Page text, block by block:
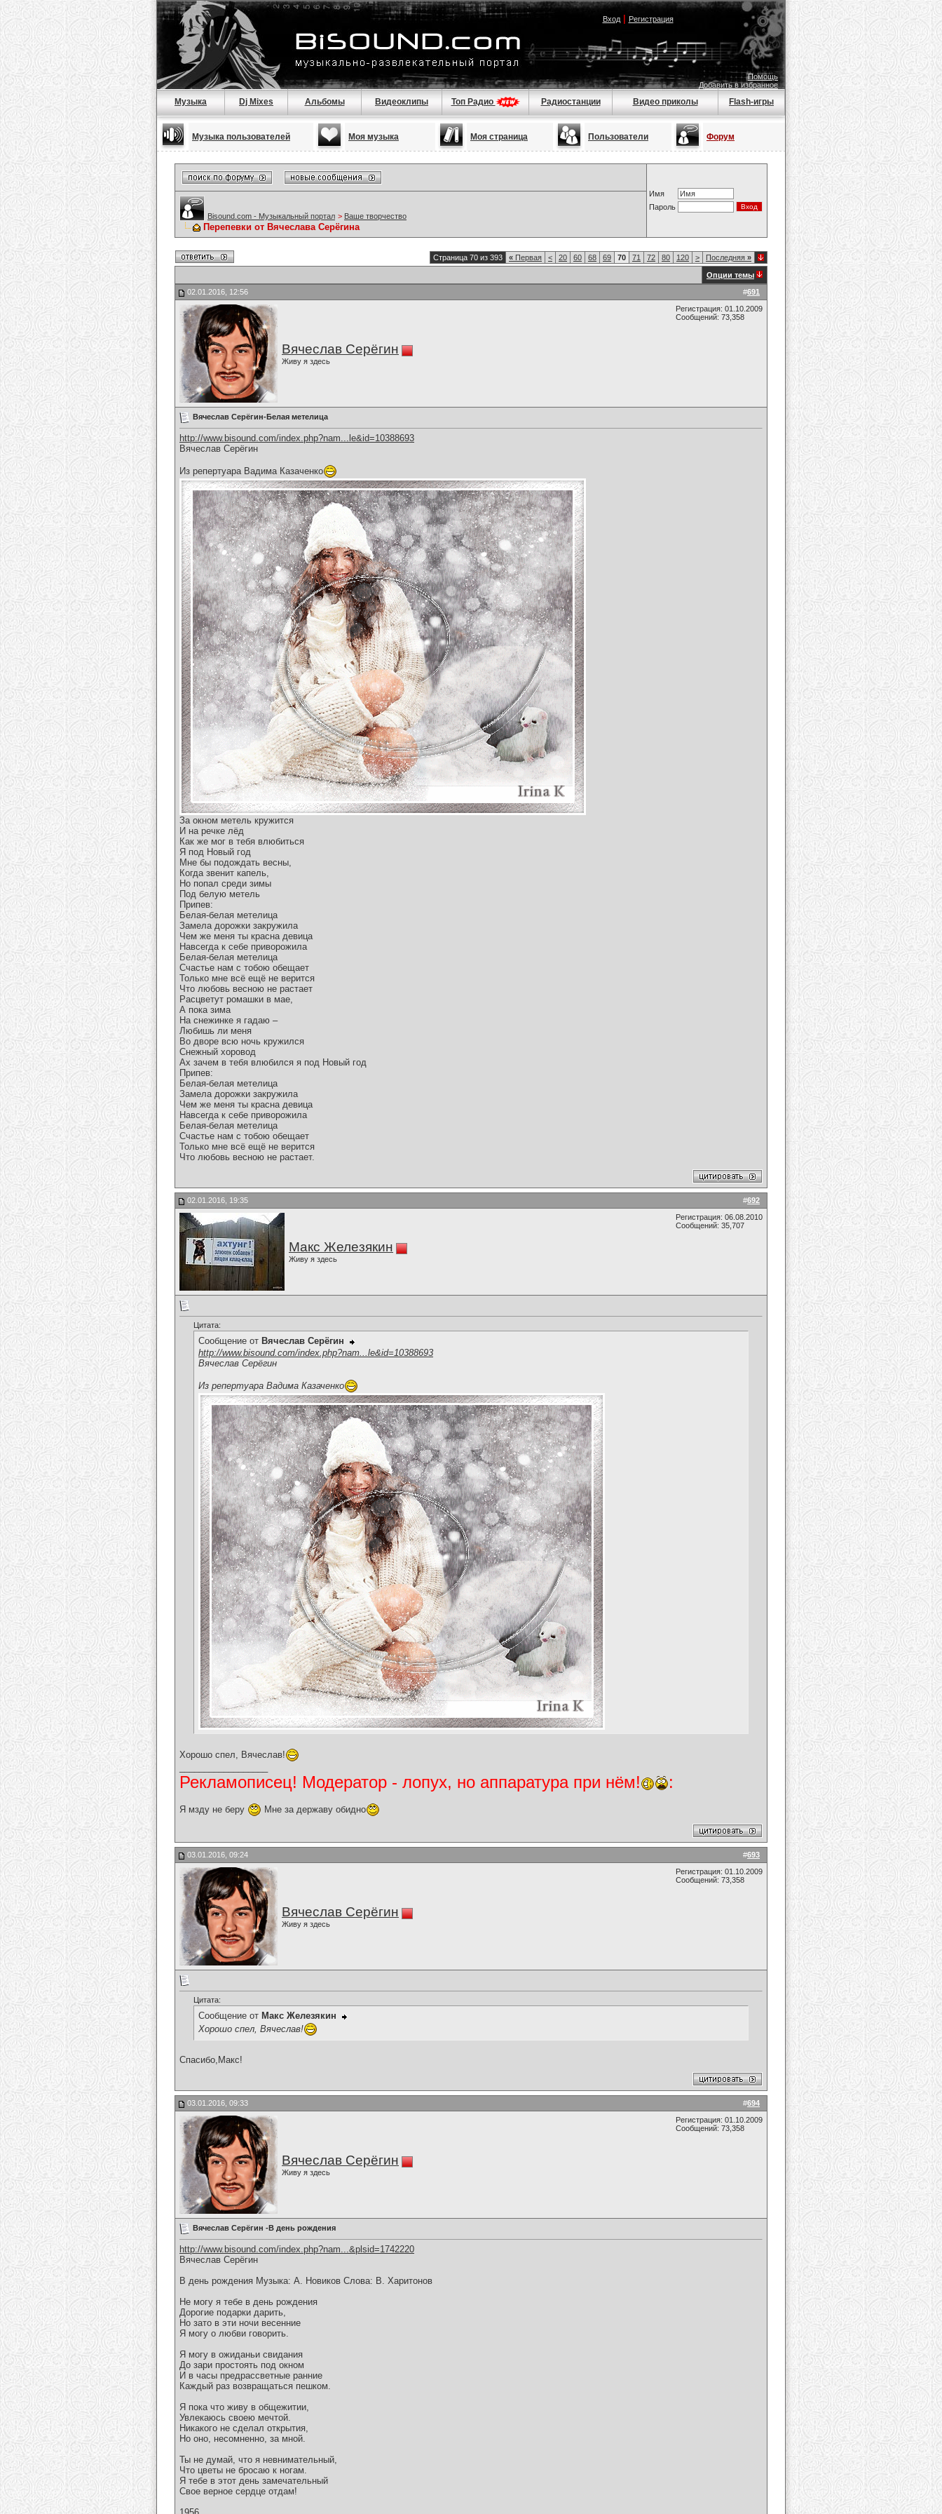
Вход| Регистрация
Помощь
Добавить в избранное
Музыка Dj Mixes Альбомы Видеоклипы Топ Радио Радиостанции Видео приколы Flash-игры
Музыка пользователей Моя музыка Моя страница Пользователи Форум
Имя
Пароль
Bisound.com - Музыкальный портал > Ваше творчество
Перепевки от Вячеслава Серёгина
Страница 70 из 393 « Первая < 20 60 68 69 70 71 72 80 120 > Последняя »
Опции темы
#691
02.01.2016, 12:56
Вячеслав Серёгин
Живу я здесь
Регистрация: 01.10.2009
Сообщений: 73,358
Вячеслав Серёгин-Белая метелица
http://www.bisound.com/index.php?nam...le&id=10388693
Вячеслав Серёгин
Из репертуара Вадима Казаченко
За окном метель кружится
И на речке лёд
Как же мог в тебя влюбиться
Я под Новый год
Мне бы подождать весны,
Когда звенит капель,
Но попал среди зимы
Под белую метель
Припев:
Белая-белая метелица
Замела дорожки закружила
Чем же меня ты красна девица
Навсегда к себе приворожила
Белая-белая метелица
Счастье нам с тобою обещает
Только мне всё ещё не верится
Что любовь весною не растает
Расцветут ромашки в мае,
А пока зима
На снежинке я гадаю –
Любишь ли меня
Во дворе всю ночь кружился
Снежный хоровод
Ах зачем в тебя влюбился я под Новый год
Припев:
Белая-белая метелица
Замела дорожки закружила
Чем же меня ты красна девица
Навсегда к себе приворожила
Белая-белая метелица
Счастье нам с тобою обещает
Только мне всё ещё не верится
Что любовь весною не растает.
#692
02.01.2016, 19:35
Макс Железякин
Живу я здесь
Регистрация: 06.08.2010
Сообщений: 35,707
Цитата:
Сообщение от Вячеслав Серёгин
http://www.bisound.com/index.php?nam...le&id=10388693
Вячеслав Серёгин
Из репертуара Вадима Казаченко
Хорошо спел, Вячеслав!
Рекламописец! Модератор - лопух, но аппаратура при нём! :
Я мзду не беру Мне за державу обидно
#693
03.01.2016, 09:24
Вячеслав Серёгин
Живу я здесь
Регистрация: 01.10.2009
Сообщений: 73,358
Цитата:
Сообщение от Макс Железякин
Хорошо спел, Вячеслав!
Спасибо,Макс!
#694
03.01.2016, 09:33
Вячеслав Серёгин
Живу я здесь
Регистрация: 01.10.2009
Сообщений: 73,358
Вячеслав Серёгин -В день рождения
http://www.bisound.com/index.php?nam...&plsid=1742220
Вячеслав Серёгин
В день рождения Музыка: А. Новиков Слова: В. Харитонов
Не могу я тебе в день рождения
Дорогие подарки дарить,
Но зато в эти ночи весенние
Я могу о любви говорить.
Я могу в ожиданьи свидания
До зари простоять под окном
И в часы предрассветные ранние
Каждый раз возвращаться пешком.
Я пока что живу в общежитии,
Увлекаюсь своею мечтой.
Никакого не сделал открытия,
Но оно, несомненно, за мной.
Ты не думай, что я невнимательный,
Что цветы не бросаю к ногам.
Я тебе в этот день замечательный
Свое верное сердце отдам!